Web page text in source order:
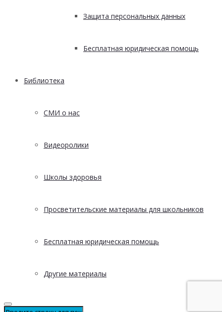
Защита персональных данных
Бесплатная юридическая помощь
Библиотека
СМИ о нас
Видеоролики
Школы здоровья
Просветительские материалы для школьников
Бесплатная юридическая помощь
Другие материалы